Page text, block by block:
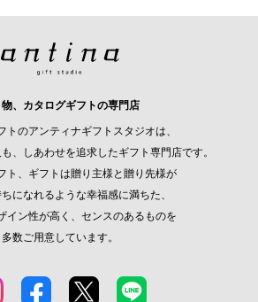
、カタログギフトの専門店
トのアンティナギフトスタジオは、
、しあわせを追求したギフト専門店です。
ト、ギフトは贈り主様と贈り先様が
になれるような幸福感に満ちた、
イン性が高く、センスのあるものを
多数ご用意しています。